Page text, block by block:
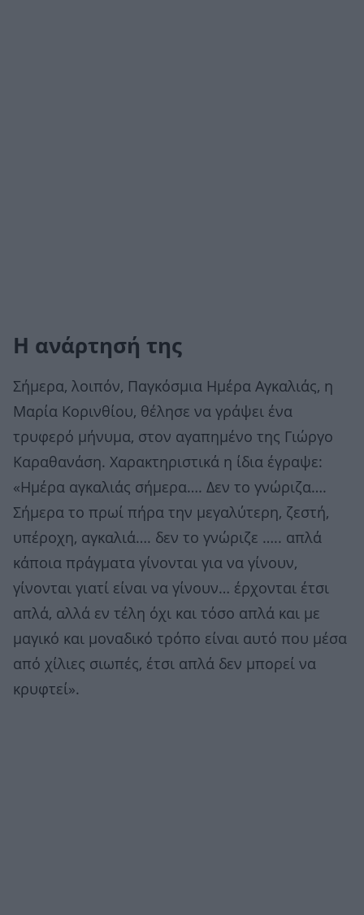
Η ανάρτησή της
Σήμερα, λοιπόν, Παγκόσμια Ημέρα Αγκαλιάς, η
Μαρία Κορινθίου, θέλησε να γράψει ένα
τρυφερό μήνυμα, στον αγαπημένο της Γιώργο
Καραθανάση. Χαρακτηριστικά η ίδια έγραψε:
«Ημέρα αγκαλιάς σήμερα…. Δεν το γνώριζα….
Σήμερα το πρωί πήρα την μεγαλύτερη, ζεστή,
υπέροχη, αγκαλιά…. δεν το γνώριζε ….. απλά
κάποια πράγματα γίνονται για να γίνουν,
γίνονται γιατί είναι να γίνουν… έρχονται έτσι
απλά, αλλά εν τέλη όχι και τόσο απλά και με
μαγικό και μοναδικό τρόπο είναι αυτό που μέσα
από χίλιες σιωπές, έτσι απλά δεν μπορεί να
κρυφτεί».